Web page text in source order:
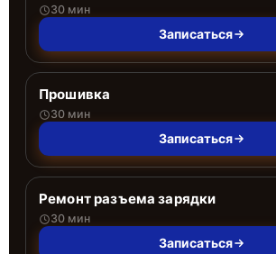
30 мин
Записаться
Прошивка
30 мин
Записаться
Ремонт разъема зарядки
30 мин
Записаться